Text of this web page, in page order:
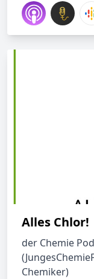
Alles Chlor!
der Chemie
Chemiker)